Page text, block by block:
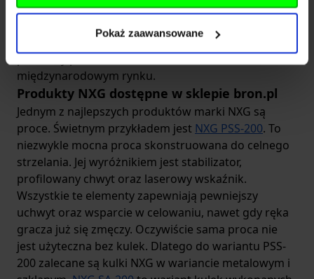
Pokaż zaawansowane
dilerom. To on również stał za tym, by rozszerzyć
asortyment produktów z jednego pistoletu Perfecta
Model G1 na import chińskich towarów. Te zabiegi
pozwoliły producentowi zaistnieć na
międzynarodowym rynku.
Produkty NXG dostępne w sklepie bron.pl
Jednym z najlepszych produktów marki NXG są
proce. Świetnym przykładem jest NXG PSS-200. To
niezwykle mocna proca skonstruowana do celnego
strzelania. Jej wyróżnikiem jest stabilizator,
profilowany chwyt oraz laserowy wskaźnik.
Wszystkie te elementy zapewniają pewniejszy
uchwyt oraz wsparcie w celowaniu, nawet gdy ręka
gracza już się zmęczy. Oczywiście sama proca nie
jest użyteczna bez kulek. Dlatego do wariantu PSS-
200 zalecane są kulki NXG w wariancie metalowym i